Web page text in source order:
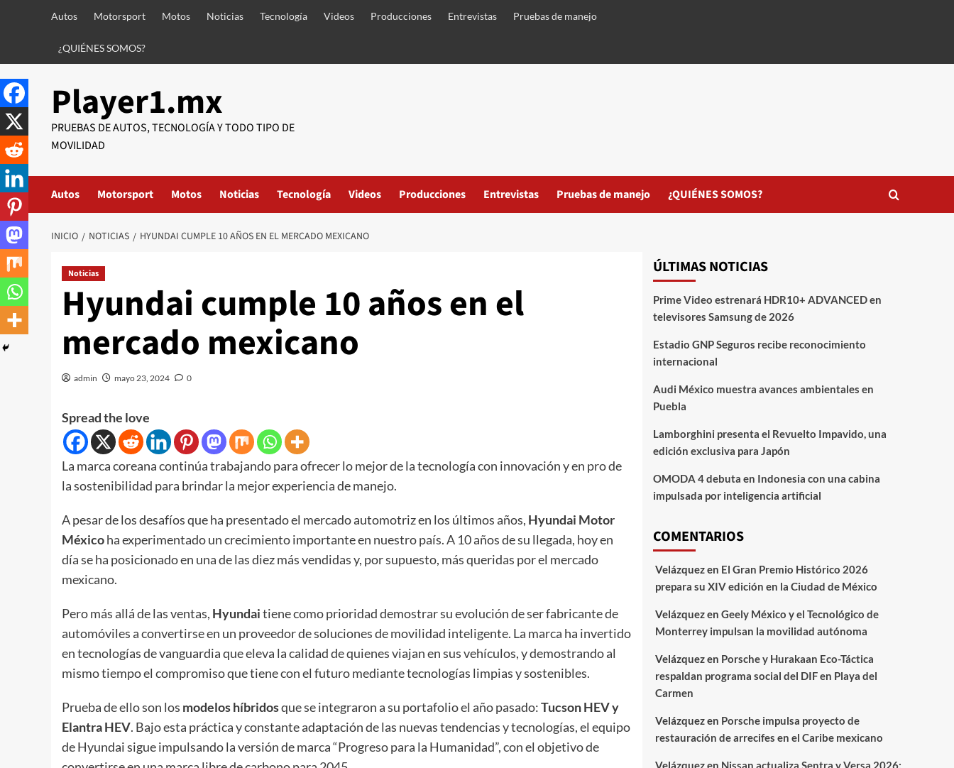
Autos Motorsport Motos Noticias Tecnología Videos Producciones Entrevistas Pruebas de manejo
¿QUIÉNES SOMOS?
Player1.mx
PRUEBAS DE AUTOS, TECNOLOGÍA Y TODO TIPO DE
MOVILIDAD
Autos Motorsport Motos Noticias Tecnología Videos Producciones Entrevistas Pruebas de manejo ¿QUIÉNES SOMOS?
INICIO NOTICIAS HYUNDAI CUMPLE 10 AÑOS EN EL MERCADO MEXICANO
Noticias
Hyundai cumple 10 años en el
mercado mexicano
admin mayo 23, 2024 0
Spread the love
La marca coreana continúa trabajando para ofrecer lo mejor de la tecnología con innovación y en pro de
la sostenibilidad para brindar la mejor experiencia de manejo.
A pesar de los desafíos que ha presentado el mercado automotriz en los últimos años, Hyundai Motor
Méxicoha experimentado un crecimiento importante en nuestro país. A 10 años de su llegada, hoy en
día se ha posicionado en una de las diez más vendidas y, por supuesto, más queridas por el mercado
mexicano.
Pero más allá de las ventas, Hyundaitiene como prioridad demostrar su evolución de ser fabricante de
automóviles a convertirse en un proveedor de soluciones de movilidad inteligente. La marca ha invertido
en tecnologías de vanguardia que eleva la calidad de quienes viajan en sus vehículos, y demostrando al
mismo tiempo el compromiso que tiene con el futuro mediante tecnologías limpias y sostenibles.
Prueba de ello son los modelos híbridosque se integraron a su portafolio el año pasado:Tucson HEV y
Elantra HEV. Bajo esta práctica y constante adaptación de las nuevas tendencias y tecnologías, el equipo
de Hyundai sigue impulsando la versión de marca “Progreso para la Humanidad”, con el objetivo de
ÚLTIMAS NOTICIAS
Prime Video estrenará HDR10+ ADVANCED en
televisores Samsung de 2026
Estadio GNP Seguros recibe reconocimiento
internacional
Audi México muestra avances ambientales en
Puebla
Lamborghini presenta el Revuelto Impavido, una
edición exclusiva para Japón
OMODA 4 debuta en Indonesia con una cabina
impulsada por inteligencia artificial
COMENTARIOS
Velázquezen El Gran Premio Histórico 2026
prepara su XIV edición en la Ciudad de México
Velázquezen Geely México y el Tecnológico de
Monterrey impulsan la movilidad autónoma
Velázquezen Porsche y Hurakaan Eco-Táctica
respaldan programa social del DIF en Playa del
Carmen
Velázquezen Porsche impulsa proyecto de
restauración de arrecifes en el Caribe mexicano
Velázquezen Nissan actualiza Sentra y Versa 2026: